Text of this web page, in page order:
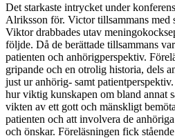
Det starkaste intrycket under
Alriksson för. Victor tillsammans med
Viktor drabbades utav
följde. Då de berättade tillsammans
patienten och anhörigperspektiv.
gripande och en otrolig historia, dels
just ur anhörig- samt
hur viktig kunskapen om bland annat
vikten av ett gott och mänskligt
patienten och att involvera de
och önskar. Föreläsningen fick